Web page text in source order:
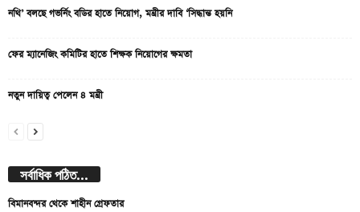
নথি’ বলছে গভর্নিং বডির হাতে নিয়োগ, মন্ত্রীর দাবি ‘সিদ্ধান্ত হয়নি
ফের ম্যানেজিং কমিটির হাতে শিক্ষক নিয়োগের ক্ষমতা
নতুন দায়িত্ব পেলেন ৪ মন্ত্রী
সর্বাধিক পঠিত...
বিমানবন্দর থেকে শাহীন গ্রেফতার